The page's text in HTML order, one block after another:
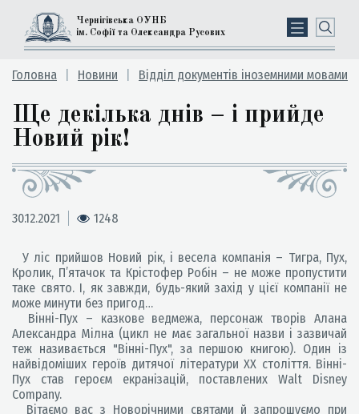
Чернігівська ОУНБ
ім. Софії та Олександра Русових
Головна Новини Відділ документів іноземними мовами
Ще декілька днів – і прийде
Новий рік!
30.12.2021 1248
У ліс прийшов Новий рік, і весела компанія – Тигра, Пух,
Кролик, П’ятачок та Крістофер Робін – не може пропустити
таке свято. І, як завжди, будь-який захід у цієї компанії не
може минути без пригод…
Вінні-Пух – казкове ведмежа, персонаж творів Алана
Александра Мілна (цикл не має загальної назви і зазвичай
теж називається "Вінні-Пух", за першою книгою). Один із
найвідоміших героїв дитячої літератури XX століття. Вінні-
Пух став героєм екранізацій, поставлених Walt Disney
Company.
Вітаємо вас з Новорічними святами й запрошуємо при